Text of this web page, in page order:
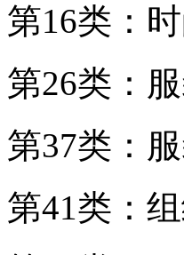
第16类：
第26类：
第37类：
第41类：